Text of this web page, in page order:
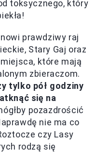
toksycznego, który
prawdziwy raj
Stary Gaj oraz
które mają
zbieraczom.
tylko pół godziny
się na
pozazdrościć
nie ma co
czy Lasy
rodzą się